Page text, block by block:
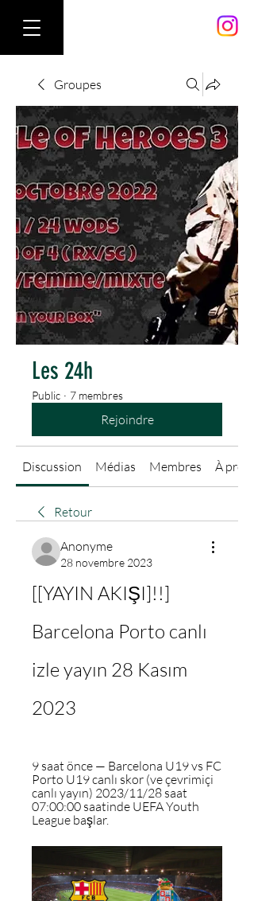
Groupes
Les 24h
Public · 7 membres
Rejoindre
Discussion Médias Membres À
Retour
Anonyme
28 novembre 2023
[[YAYIN AKIŞI]!!]
Barcelona Porto canlı
izle yayın 28 Kasım
2023
9 saat önce — Barcelona U19 vs FC
Porto U19 canlı skor (ve çevrimiçi
canlı yayın) 2023/11/28 saat
07:00:00 saatinde UEFA Youth
League başlar.